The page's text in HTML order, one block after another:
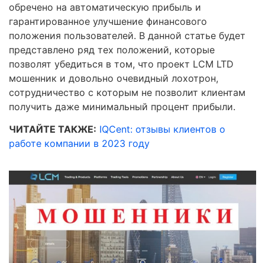
обречено на автоматическую прибыль и
гарантированное улучшение финансового
положения пользователей. В данной статье будет
представлено ряд тех положений, которые
позволят убедиться в том, что проект LCM LTD
мошенник и довольно очевидный лохотрон,
сотрудничество с которым не позволит клиентам
получить даже минимальный процент прибыли.
ЧИТАЙТЕ ТАКЖЕ: IQCent: отзывы клиентов о
работе компании в 2023 году